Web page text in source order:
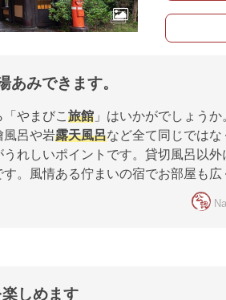
あみできます。
やまびこ 旅館 」はいかがでしょう
風呂や岩露天風呂など全て同じでは
れしいポイントです。貸切風呂以外
す。風情ある佇まいの宿でお部屋も広
しめます